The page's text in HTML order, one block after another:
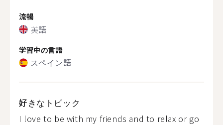
流暢
英語
学習中の言語
スペイン語
好きなトピック
I love to be with my friends and to relax or go